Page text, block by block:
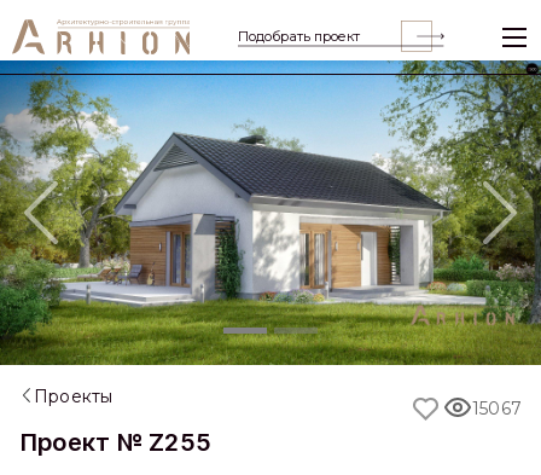
Подобрать проект
Previous
Проекты
Проект № Z255
15067